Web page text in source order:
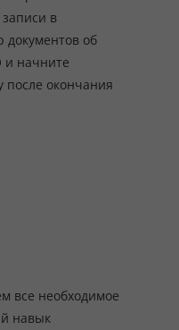
в
документов об
начните
после окончания
все необходимое
навык